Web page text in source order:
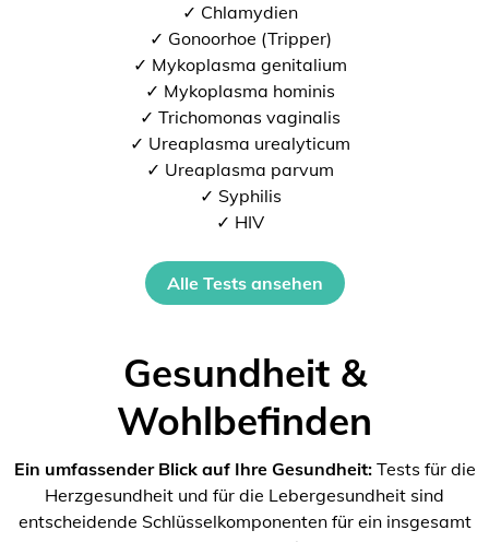
✓ Chlamydien
✓ Gonoorhoe (Tripper)
✓ Mykoplasma genitalium
✓ Mykoplasma hominis
✓ Trichomonas vaginalis
✓ Ureaplasma urealyticum
✓ Ureaplasma parvum
✓ Syphilis
✓ HIV
Alle Tests ansehen
Gesundheit &
Wohlbefinden
Ein umfassender Blick auf Ihre Gesundheit:Tests für die
Herzgesundheit und für die Lebergesundheit sind
entscheidende Schlüsselkomponenten für ein insgesamt